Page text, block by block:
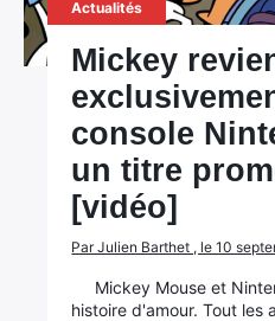
Actualités
Mickey
console
un titre
[vidéo]
Par Julien Barthet , le 10
Mickey Mouse et
histoire d'amour. Tout les